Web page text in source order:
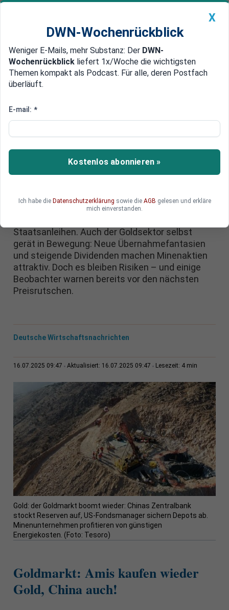
Newsticker MEIN DWN: Geldanlage Premium
Edelmetalle DWN-Magazin China
Goldpreis: Wie China und die
Gold erlebt ein Comeback – und diesmal greifen
nicht nur Kleinanleger zu. Nach Jahren der
Zurückhaltung investieren US-
Notenbanken wieder kräftig in Edelmetalle.
Chinas Zentralbank kauft seit Monaten massiv
Staatsanleihen. Auch der Goldsektor selbst
gerät in Bewegung: Neue Übernahmefantasien
und steigende Dividenden machen Minenaktien
attraktiv. Doch es bleiben Risiken – und einige
Beobachter warnen bereits vor den nächsten
Preisrutschen.
Deutsche Wirtschaftsnachrichten
16.07.2025 09:47 Aktualisiert: 16.07.2025 09:47 Lesezeit: 4 min
Gold: der Goldmarkt boomt wieder: Chinas Zentralbank
stockt Reserven auf, US-Fondsmanager sichern Depots ab.
Minenunternehmen profitieren von günstigen
Energiekosten. (Foto: Tesoro)
Goldmarkt: Amis kaufen wieder
Gold, China auch!
X
DWN-Wochenrückblick
Weniger E-Mails, mehr Substanz: Der DWN-
Wochenrückblick liefert 1x/Woche die wichtigsten
Themen kompakt als Podcast. Für alle, deren Postfach
überläuft.
E-mail: *
Kostenlos abonnieren »
Ich habe die Datenschutzerklärung sowie die AGB gelesen und erkläre
mich einverstanden.